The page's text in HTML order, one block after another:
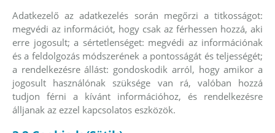
Adatkezelő az adatkezelés során megőrzi a titkosságot:
megvédi az információt, hogy csak az férhessen hozzá, aki
erre jogosult; a sértetlenséget: megvédi az információnak
és a feldolgozás módszerének a pontosságát és teljességét;
a rendelkezésre állást: gondoskodik arról, hogy amikor a
jogosult használónak szüksége van rá, valóban hozzá
tudjon férni a kívánt információhoz, és rendelkezésre
álljanak az ezzel kapcsolatos eszközök.